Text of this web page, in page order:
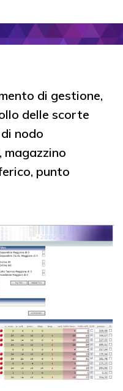
di gestione,
delle scorte
nodo
punto